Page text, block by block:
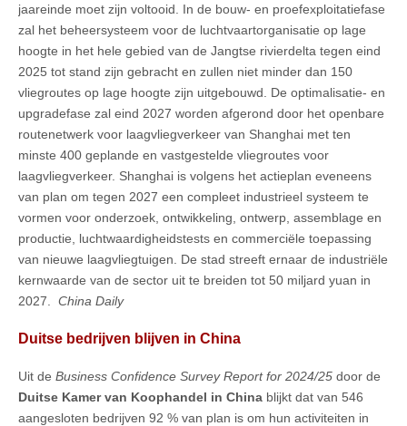
jaareinde moet zijn voltooid. In de bouw- en proefexploitatiefase
zal het beheersysteem voor de luchtvaartorganisatie op lage
hoogte in het hele gebied van de Jangtse rivierdelta tegen eind
2025 tot stand zijn gebracht en zullen niet minder dan 150
vliegroutes op lage hoogte zijn uitgebouwd. De optimalisatie- en
upgradefase zal eind 2027 worden afgerond door het openbare
routenetwerk voor laagvliegverkeer van Shanghai met ten
minste 400 geplande en vastgestelde vliegroutes voor
laagvliegverkeer. Shanghai is volgens het actieplan eveneens
van plan om tegen 2027 een compleet industrieel systeem te
vormen voor onderzoek, ontwikkeling, ontwerp, assemblage en
productie, luchtwaardigheidstests en commerciële toepassing
van nieuwe laagvliegtuigen. De stad streeft ernaar de industriële
kernwaarde van de sector uit te breiden tot 50 miljard yuan in
2027. China Daily
Duitse bedrijven blijven in China
Uit de Business Confidence Survey Report for 2024/25 door de
Duitse Kamer van Koophandel in China blijkt dat van 546
aangesloten bedrijven 92 % van plan is om hun activiteiten in